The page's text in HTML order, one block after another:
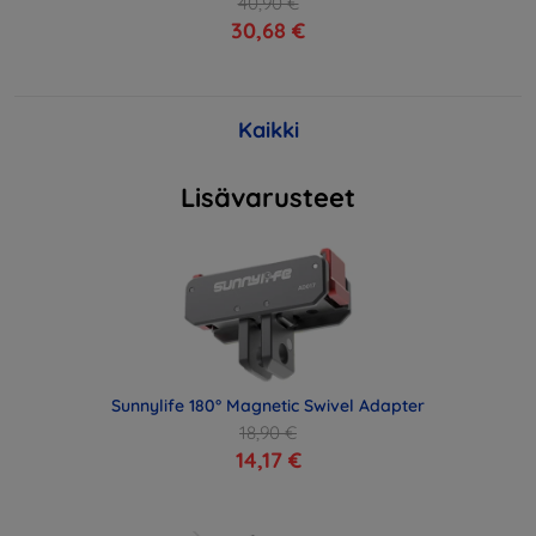
30,68 €
Kaikki
Lisävarusteet
Sunnylife 180° Magnetic Swivel Adapter
18,90 €
14,17 €